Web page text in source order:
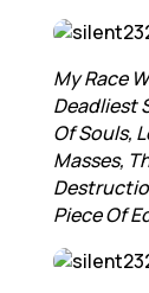
My Race
Deadliest
Of Souls,
Masses,
Piece Of